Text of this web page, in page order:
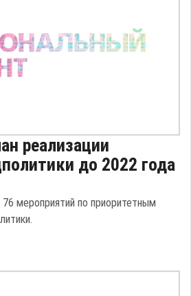
реализации
до 2022 года
мероприятий по приоритетным